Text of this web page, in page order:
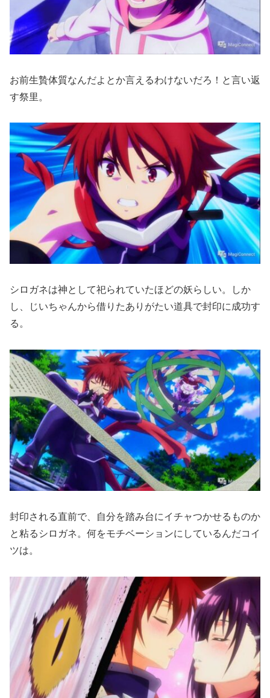
お前生贄体質なんだよとか言えるわけないだろ！と言い返
す祭里。
シロガネは神として祀られていたほどの妖らしい。しか
し、じいちゃんから借りたありがたい道具で封印に成功す
る。
封印される直前で、自分を踏み台にイチャつかせるものか
と粘るシロガネ。何をモチベーションにしているんだコイ
ツは。